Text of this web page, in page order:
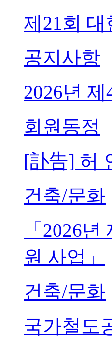
제21회
공지사항
2026년
회원동정
[訃告] 허
건축/문화
「2026
원 사업」
건축/문화
국가철도